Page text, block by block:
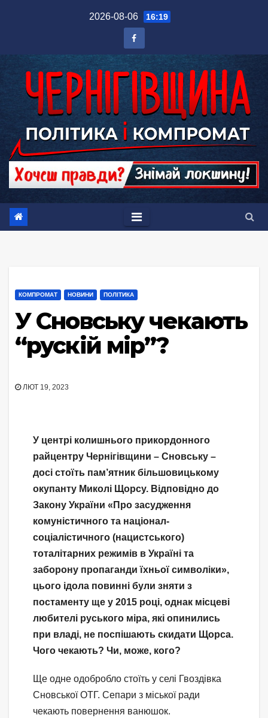
2026-08-06 16:19
КОМПРОМАТ НОВИНИ ПОЛІТИКА
У Сновську чекають
“рускій мір”?
ЛЮТ 19, 2023
У центрі колишнього прикордонного
райцентру Чернігівщини – Сновську –
досі стоїть пам’ятник більшовицькому
окупанту Миколі Щорсу. Відповідно до
Закону України «Про засудження
комуністичного та націонал-
соціалістичного (нацистського)
тоталітарних режимів в Україні та
заборону пропаганди їхньої символіки»,
цього ідола повинні були зняти з
постаменту ще у 2015 році, однак місцеві
любителі руського міра, які опинились
при владі, не поспішають скидати Щорса.
Чого чекають? Чи, може, кого?
Ще одне одобробло стоїть у селі Гвоздівка
Сновської ОТГ. Сепари з міської ради
чекають повернення ванюшок.